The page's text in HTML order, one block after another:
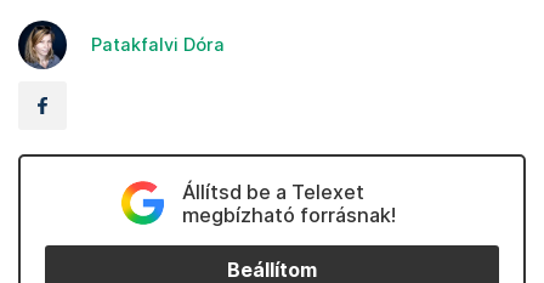
Patakfalvi Dóra
Állítsd be a Telexet
megbízható forrásnak!
Beállítom